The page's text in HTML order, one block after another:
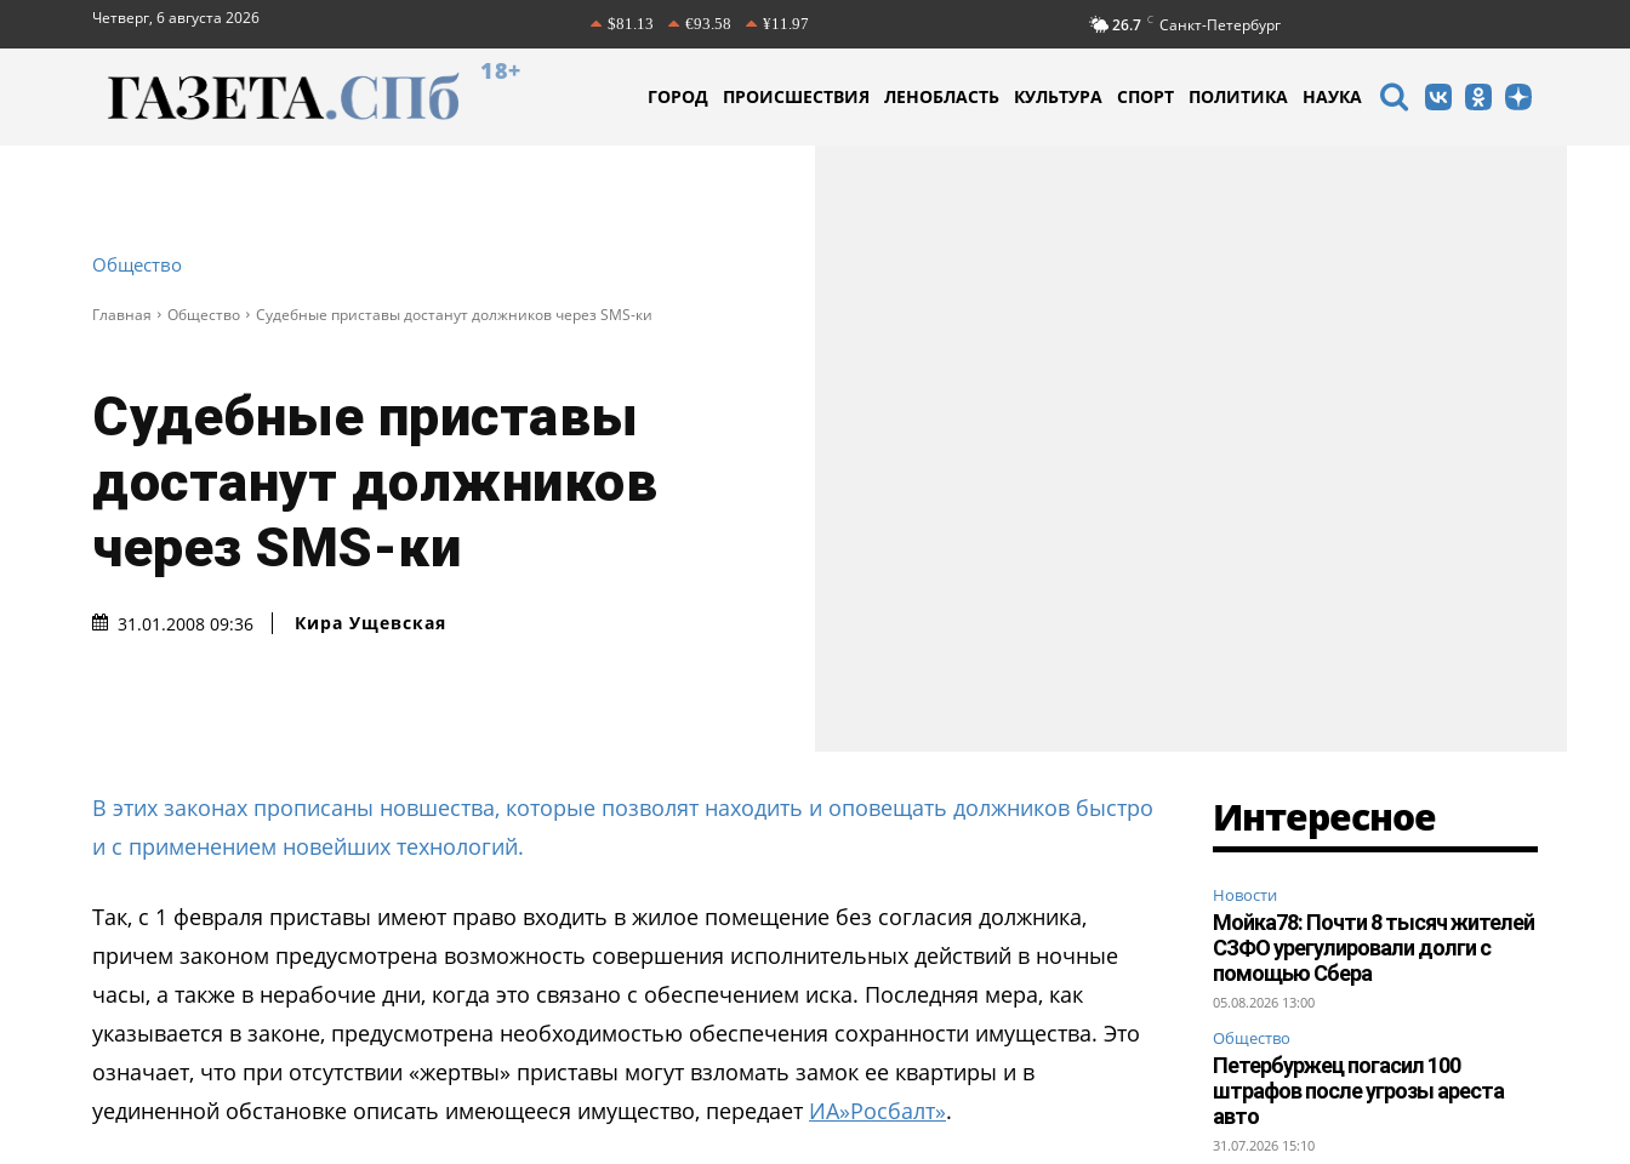
Четверг, 6 августа 2026 $81.13 €93.58 ¥11.97 26.7 C Санкт-Петербург
18+
ГОРОД ПРОИСШЕСТВИЯ ЛЕНОБЛАСТЬ КУЛЬТУРА СПОРТ ПОЛИТИКА НАУКА
Общество
Главная Общество Судебные приставы достанут должников через SMS-ки
Судебные приставы
достанут должников
через SMS-ки
31.01.2008 09:36 Кира Ущевская
В этих законах прописаны новшества, которые позволят находить и оповещать должников быстро
и с применением новейших технологий.
Так, с 1 февраля приставы имеют право входить в жилое помещение без согласия должника,
причем законом предусмотрена возможность совершения исполнительных действий в ночные
часы, а также в нерабочие дни, когда это связано с обеспечением иска. Последняя мера, как
указывается в законе, предусмотрена необходимостью обеспечения сохранности имущества. Это
означает, что при отсутствии «жертвы» приставы могут взломать замок ее квартиры и в
уединенной обстановке описать имеющееся имущество, передает ИА»Росбалт».
Интересное
Новости
Мойка78: Почти 8 тысяч жителей
СЗФО урегулировали долги с
помощью Сбера
05.08.2026 13:00
Общество
Петербуржец погасил 100
штрафов после угрозы ареста
авто
31.07.2026 15:10